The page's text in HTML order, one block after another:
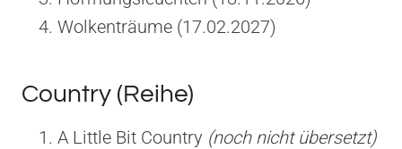
Wolkenträume (17.02.2027)
Country (Reihe)
A Little Bit Country (noch nicht übersetzt)